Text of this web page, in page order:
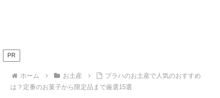
PR
ホーム お土産
プラハのお土産で人気のおすすめ
は？定番のお菓子から限定品まで厳選15選